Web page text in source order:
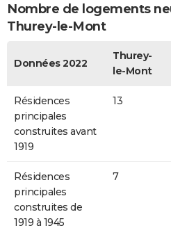
Nombre de logements
Thurey-le-Mont
Données 2022
Thurey-
le-Mont
Résidences
principales
construites avant
1919
13
Résidences
principales
construites de
1919 à 1945
7